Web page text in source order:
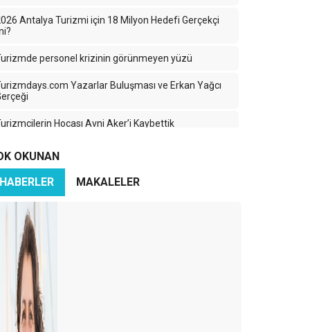
Antalya Turizmi için 18 Milyon Hedefi Gerçekçi
personel krizinin görünmeyen yüzü
Yazarlar Buluşması ve Erkan Yağcı
Hocası Avni Aker’i Kaybettik
Yanlış Yoldayız: Nicelik Kazanırken Nitelik
Türkiye Turizminde 2025: Ayağımıza Kurşun Sıkıyoruz
Karadeniz’in Sessiz Güzelliği: Turizmin Yükselen Yıldızı
Ama Hangi Bedelle?
İran-İsrail Savaşı Turizmi Vurdu: Türk Turizmi
Tehlikede mi?
Azerbaycan Turizme Göz Kırpıyor
Türkiye’nin En Büyük Rakibi: Yine Türkiye
OKUNAN
HABERLER
MAKALELER